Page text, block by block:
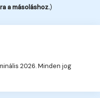
a másoláshoz.)
2026. Minden jog